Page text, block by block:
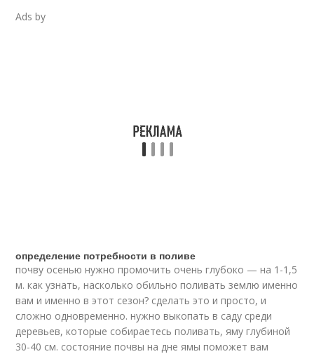
Ads by
определение потребности в поливе
почву осенью нужно промочить очень глубоко — на 1-1,5
м. как узнать, насколько обильно поливать землю именно
вам и именно в этот сезон? сделать это и просто, и
сложно одновременно. нужно выкопать в саду среди
деревьев, которые собираетесь поливать, яму глубиной
30-40 см. состояние почвы на дне ямы поможет вам